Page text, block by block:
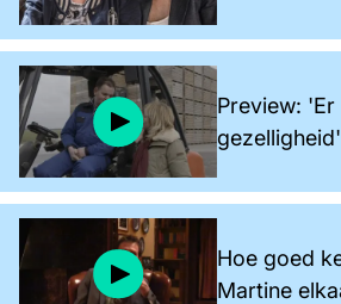
Preview:
gezelligheid'
Hoe goed
Martine